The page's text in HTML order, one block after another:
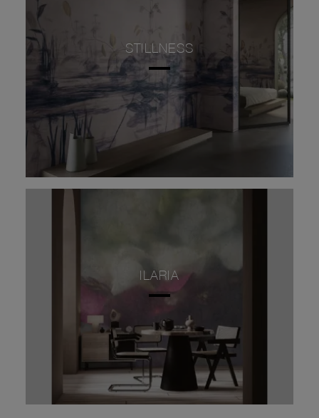
STILLNESS
ILARIA